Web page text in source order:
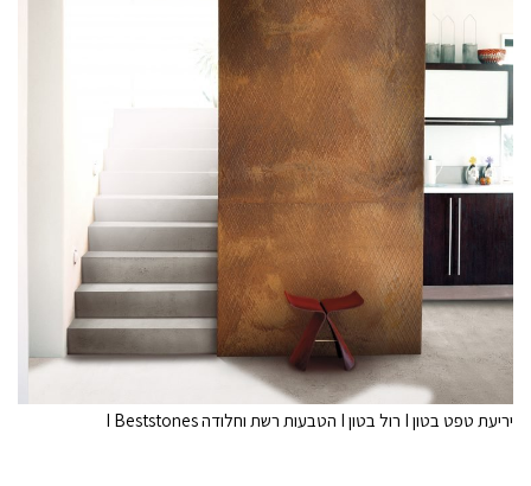
יריעת טפט בטון I רול בטון I הטבעות רשת וחלודה I Beststones